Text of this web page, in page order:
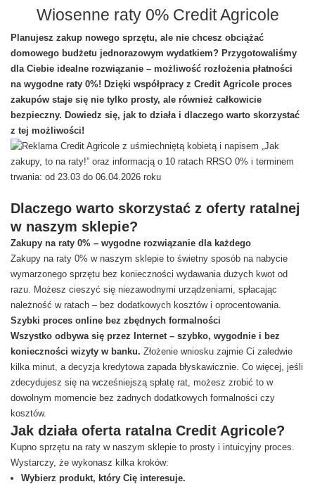
Wiosenne raty 0% Credit Agricole
Planujesz zakup nowego sprzętu, ale nie chcesz obciążać
domowego budżetu jednorazowym wydatkiem? Przygotowaliśmy
dla Ciebie idealne rozwiązanie – możliwość rozłożenia płatności
na wygodne raty 0%! Dzięki współpracy z Credit Agricole proces
zakupów staje się nie tylko prosty, ale również całkowicie
bezpieczny. Dowiedz się, jak to działa i dlaczego warto skorzystać
z tej możliwości!
Dlaczego warto skorzystać z oferty ratalnej
w naszym sklepie?
Zakupy na raty 0% – wygodne rozwiązanie dla każdego
Zakupy na raty 0% w naszym sklepie to świetny sposób na nabycie
wymarzonego sprzętu bez konieczności wydawania dużych kwot od
razu. Możesz cieszyć się niezawodnymi urządzeniami, spłacając
należność w ratach – bez dodatkowych kosztów i oprocentowania.
Szybki proces online bez zbędnych formalności
Wszystko odbywa się przez Internet – szybko, wygodnie i bez
konieczności wizyty w banku. Złożenie wniosku zajmie Ci zaledwie
kilka minut, a decyzja kredytowa zapada błyskawicznie. Co więcej, jeśli
zdecydujesz się na wcześniejszą spłatę rat, możesz zrobić to w
dowolnym momencie bez żadnych dodatkowych formalności czy
kosztów.
Jak działa oferta ratalna Credit Agricole?
Kupno sprzętu na raty w naszym sklepie to prosty i intuicyjny proces.
Wystarczy, że wykonasz kilka kroków:
Wybierz produkt, który Cię interesuje.